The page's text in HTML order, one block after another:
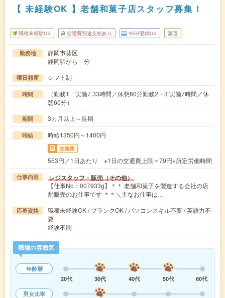
【 未経験OK 】老舗和菓子店スタッフ募集！
職種未経験OK 交通費別途支給あり WEB登録OK 派遣
勤務地
静岡市葵区
静岡駅から---分
曜日頻度 シフト制
時間
（勤務1 実働7.33時間／休憩60分勤務2・3 実働7時間／休
憩60分）
期間 3カ月以上～長期
時給 時給1350円～1400円
交通費
553円／1日あたり ※1日の交通費上限＝79円×所定労働時間
仕事内容 レジスタッフ・販売（その他）
【仕事No：007933g】＊＊ 老舗和菓子を製造する会社の店
舗販売のお仕事です ＊＊＼主なお仕事は…
応募資格
職種未経験OK / ブランクOK / パソコンスキル不要 / 英語力不
要
経験不問
職場の雰囲気
年齢層
20代
30代 40代 50代
60代
男女比率